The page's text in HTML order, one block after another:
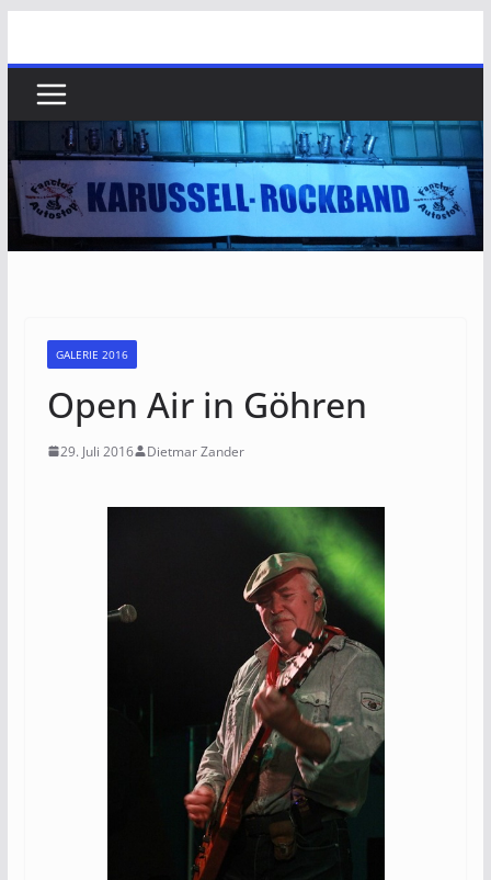
springen
GALERIE 2016
Open Air in Göhren
29. Juli 2016 Dietmar Zander